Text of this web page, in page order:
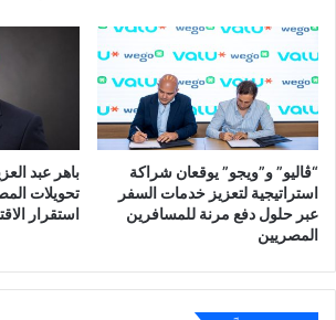
“ڤاليو” و”ويجو” يوقعان شراكة
استراتيجية لتعزيز خدمات السفر
عبر حلول دفع مرنة للمسافرين
المصريين
تحويلات
استقرار